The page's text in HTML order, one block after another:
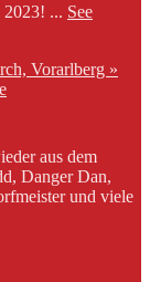
2023! ... See
Vorarlberg »
aus dem
Danger Dan,
und viele